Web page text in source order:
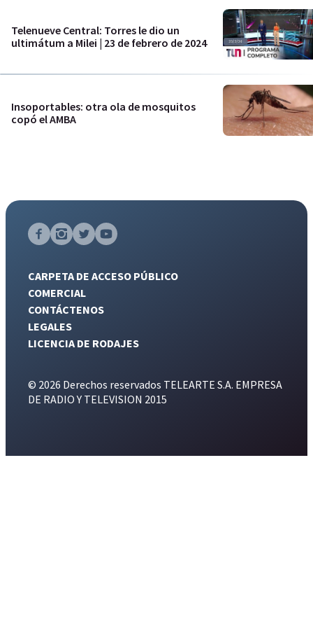
Telenueve Central: Torres le dio un
ultimátum a Milei | 23 de febrero de 2024
Insoportables: otra ola de mosquitos
copó el AMBA
CARPETA DE ACCESO PÚBLICO
COMERCIAL
CONTÁCTENOS
LEGALES
LICENCIA DE RODAJES
© 2026 Derechos reservados TELEARTE S.A. EMPRESA
DE RADIO Y TELEVISION 2015